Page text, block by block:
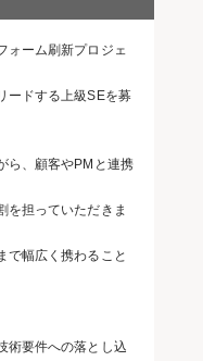
ォーム刷新プロジェ
ードする上級SEを募
ら、顧客やPMと連携
を担っていただきま
で幅広く携わること
術要件への落とし込